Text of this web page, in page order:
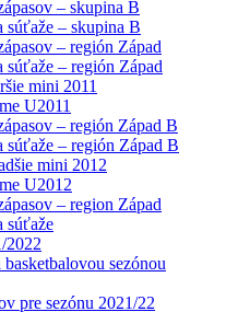
– skupina B
súťaže – skupina B
– región Západ
súťaže – región Západ
mini 2011
U2011
– región Západ B
súťaže – región Západ B
mini 2012
U2012
– region Západ
súťaže
2022
sezónou
pre sezónu 2021/22